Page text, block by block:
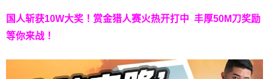
国人斩获10W大奖！ 赏金猎人赛火热开打中 丰厚50M刀奖励
等你来战！